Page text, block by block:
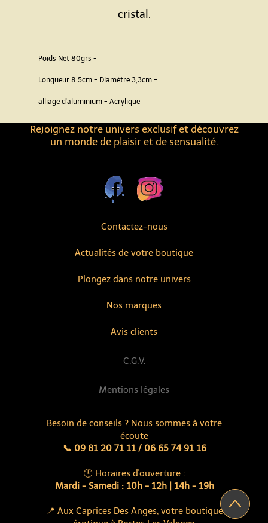
Contactez-nous
Actualités de votre boutique
Avis clients
Nos marques
Rejoignez notre univers exclusif et découvrez
un monde de plaisir et de sensualité.
Besoin de conseils ? Nous sommes à votre
écoute
📞 09 81 20 71 11 / 06 65 74 91 16
🕒 Horaires d'ouverture :
Mardi - Samedi : 10h - 12h | 14h - 19h
📍 Aux Caprices Des Anges, votre boutique
Plongez dans notre univers
Mentions légales
C.G.V.
cristal.
Poids Net 80grs -
Longueur 8,5cm - Diamètre 3,3cm -
alliage d'aluminium - Acrylique